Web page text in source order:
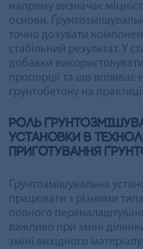
напряму визначає
основи.
точно дозувати
стабільний результат. У
добавки
пропорції та що впливає
ґрунтобетону на практиці.
Роль
установки в
приготування
Ґрунтозмішувальна
працювати з різними
повного
важливо при зміні
зміні вихідного